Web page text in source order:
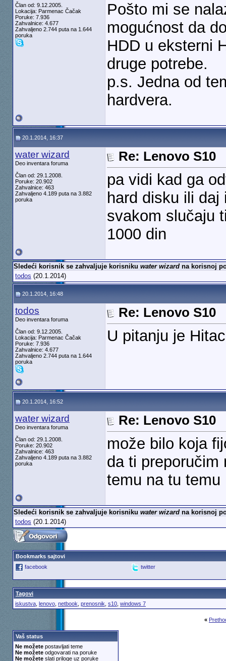
Član od: 9.12.2005.
Lokacija: Parmenac Čačak
Poruke: 7.936
Zahvalnice: 4.677
Zahvaljeno 2.744 puta na 1.644
poruka
Pošto mi se
mogućnost da
HDD u eksterni
druge potrebe.
p.s. Jedna od
hardvera.
20.1.2014, 16:37
water wizard
Deo inventara foruma
Član od: 29.1.2008.
Poruke: 20.902
Zahvalnice: 463
Zahvaljeno 4.189 puta na 3.882
poruka
Re: Lenovo S10
pa vidi kad ga
hard disku ili
svakom slučaju
1000 din
Sledeći korisnik se zahvaljuje korisniku water wizardna korisnoj
todos (20.1.2014)
20.1.2014, 16:48
todos
Deo inventara foruma
Član od: 9.12.2005.
Lokacija: Parmenac Čačak
Poruke: 7.936
Zahvalnice: 4.677
Zahvaljeno 2.744 puta na 1.644
poruka
Re: Lenovo S10
U pitanju je
20.1.2014, 16:52
water wizard
Deo inventara foruma
Član od: 29.1.2008.
Poruke: 20.902
Zahvalnice: 463
Zahvaljeno 4.189 puta na 3.882
poruka
Re: Lenovo S10
može bilo koja
da ti preporučim
temu na tu temu
Sledeći korisnik se zahvaljuje korisniku water wizardna korisnoj
todos (20.1.2014)
Bookmarks sajtovi
facebook
twitter
Tagovi
iskustva, lenovo, netbook prenosnik s10, windows 7
«
Vaš status
Ne možetepostavljati teme
Ne možeteodgovarati na poruke
Ne možeteslati priloge uz poruke